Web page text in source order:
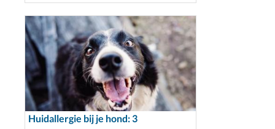
Huidallergie bij je hond: 3